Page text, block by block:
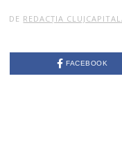
DE REDACȚIA
FACEBOOK